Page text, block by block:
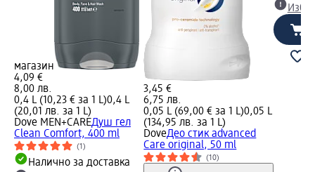
магазин
4,09 €
8,00 лв.
0,4 L (10,23 € за 1 L)0,4 L
(20,01 лв. за 1 L)
Dove MEN+CAREДуш гел
Clean Comfort, 400 ml
(1)
Налично за доставка
3,45 €
6,75 лв.
0,05 L (69,00 € за 1 L)0,05 L
(134,95 лв. за 1 L)
DoveДео стик advanced
Care original, 50 ml
(10)